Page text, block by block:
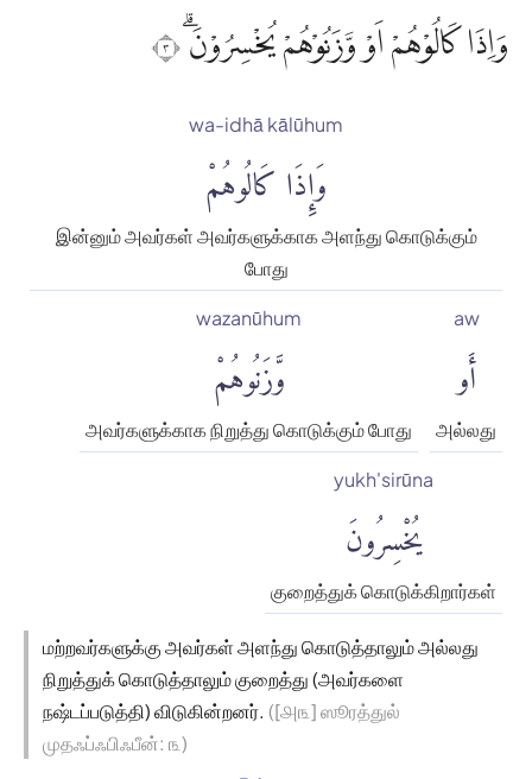
وَاِذَا كَالُوْهُمْ اَوْ وَّزَنُوْهُمْ يُخْسِرُوْنَۗ ٣
wa-idhā kālūhum
وَإِذَا كَالُوهُمْ
இன்னும் அவர்கள் அவர்களுக்காக அளந்து கொடுக்கும்
போது
aw
أَو
அல்லது
wazanūhum
وَّزَنُوهُمْ
அவர்களுக்காக நிறுத்து கொடுக்கும் போது
yukh'sirūna
يُخْسِرُونَ
குறைத்துக் கொடுக்கிறார்கள்
மற்றவர்களுக்கு அவர்கள் அளந்து கொடுத்தாலும் அல்லது
நிறுத்துக் கொடுத்தாலும் குறைத்து (அவர்களை
நஷ்டப்படுத்தி) விடுகின்றனர். ([௮௩] ஸூரத்துல்
முதஃப்ஃபிஃபீன்: ௩)